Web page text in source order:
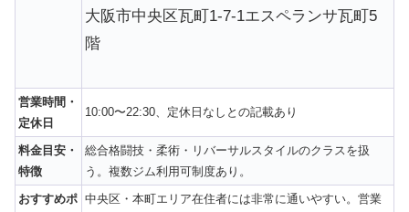
大阪市中央区瓦町1-7-1エスペランサ瓦町5
階
営業時間・
定休日
10:00〜22:30、定休日なしとの記載あり
料金目安・
特徴
総合格闘技・柔術・リバーサルスタイルのクラスを扱
う。複数ジム利用可制度あり。
おすすめポ 中央区・本町エリア在住者には非常に通いやすい。営業